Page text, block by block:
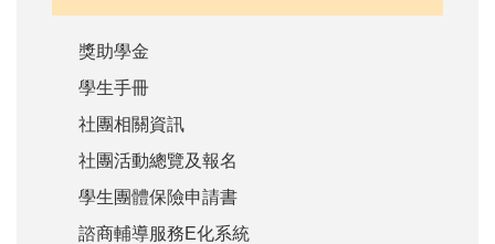
獎助學金
學生手冊
社團相關資訊
社團活動總覽及報名
學生團體保險申請書
諮商輔導服務E化系統